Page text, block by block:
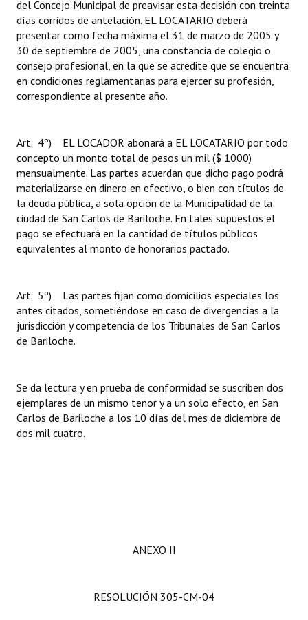
del Concejo Municipal de preavisar esta decisión con treinta
días corridos de antelación. EL LOCATARIO deberá
presentar como fecha máxima el 31 de marzo de 2005 y
30 de septiembre de 2005, una constancia de colegio o
consejo profesional, en la que se acredite que se encuentra
en condiciones reglamentarias para ejercer su profesión,
correspondiente al presente año.
Art. 4º) EL LOCADOR abonará a EL LOCATARIO por todo
concepto un monto total de pesos un mil ($ 1000)
mensualmente. Las partes acuerdan que dicho pago podrá
materializarse en dinero en efectivo, o bien con títulos de
la deuda pública, a sola opción de la Municipalidad de la
ciudad de San Carlos de Bariloche. En tales supuestos el
pago se efectuará en la cantidad de títulos públicos
equivalentes al monto de honorarios pactado.
Art. 5º) Las partes fijan como domicilios especiales los
antes citados, sometiéndose en caso de divergencias a la
jurisdicción y competencia de los Tribunales de San Carlos
de Bariloche.
Se da lectura y en prueba de conformidad se suscriben dos
ejemplares de un mismo tenor y a un solo efecto, en San
Carlos de Bariloche a los 10 días del mes de diciembre de
dos mil cuatro.
ANEXO II
RESOLUCIÓN 305-CM-04